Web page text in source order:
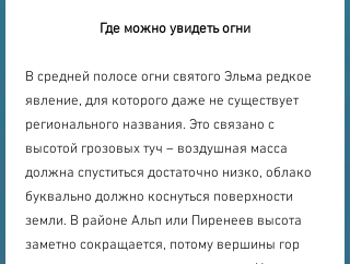
Где можно увидеть огни
В средней полосе огни святого Эльма редкое
явление, для которого даже не существует
регионального названия. Это связано с
высотой грозовых туч – воздушная масса
должна спуститься достаточно низко, облако
буквально должно коснуться поверхности
земли. В районе Альп или Пиренеев высота
заметно сокращается, потому вершины гор